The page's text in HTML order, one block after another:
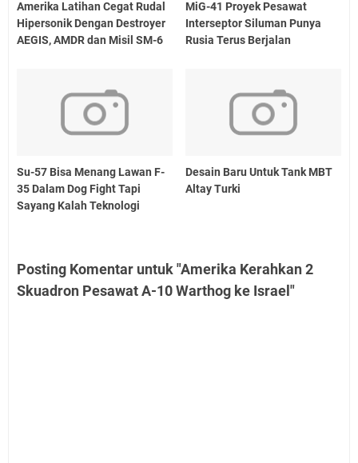
Amerika Latihan Cegat Rudal
Hipersonik Dengan Destroyer
AEGIS, AMDR dan Misil SM-6
MiG-41 Proyek Pesawat
Interseptor Siluman Punya
Rusia Terus Berjalan
Su-57 Bisa Menang Lawan F-
35 Dalam Dog Fight Tapi
Sayang Kalah Teknologi
Desain Baru Untuk Tank MBT
Altay Turki
Posting Komentar untuk "Amerika Kerahkan 2
Skuadron Pesawat A-10 Warthog ke Israel"